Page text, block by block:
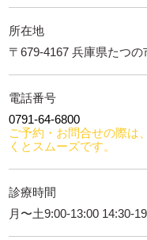
所在地
〒679-4167 兵庫県たつ
電話番号
0791-64-6800
ご予約・お問合せの際は
くとスムーズです。
診療時間
月〜土9:00-13:00 14:30-